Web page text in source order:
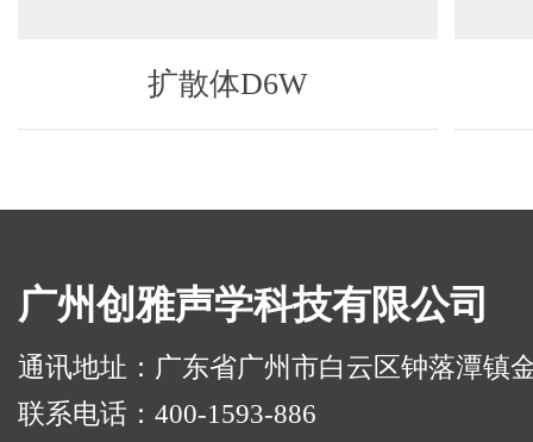
扩散体D6W
广州创雅声学科技有限公司
通讯地址：广东省广州市白云区钟落潭镇
联系电话：400-1593-886